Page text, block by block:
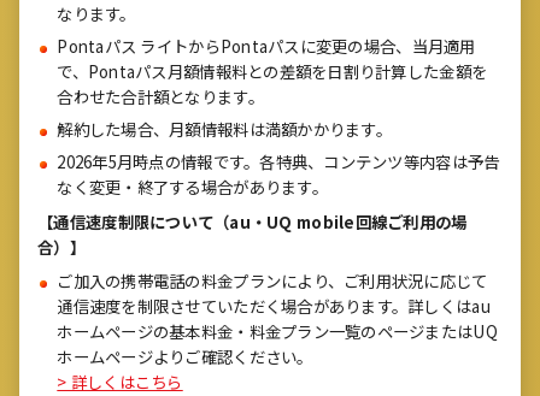
なります。
Pontaパス ライトからPontaパスに変更の場合、当月適用
で、Pontaパス月額情報料との差額を日割り計算した金額を
合わせた合計額となります。
解約した場合、月額情報料は満額かかります。
2026年5月時点の情報です。各特典、コンテンツ等内容は予告
なく変更・終了する場合があります。
【通信速度制限について（au・UQ mobile回線ご利用の場
合）】
ご加入の携帯電話の料金プランにより、ご利用状況に応じて
通信速度を制限させていただく場合があります。詳しくはau
ホームページの基本料金・料金プラン一覧のページまたはUQ
ホームページよりご確認ください。
> 詳しくはこちら